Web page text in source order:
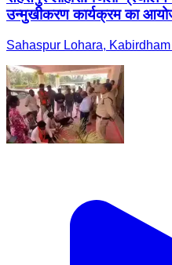
उन्मुखीकरण कार्यक्रम का
Sahaspur Lohara,